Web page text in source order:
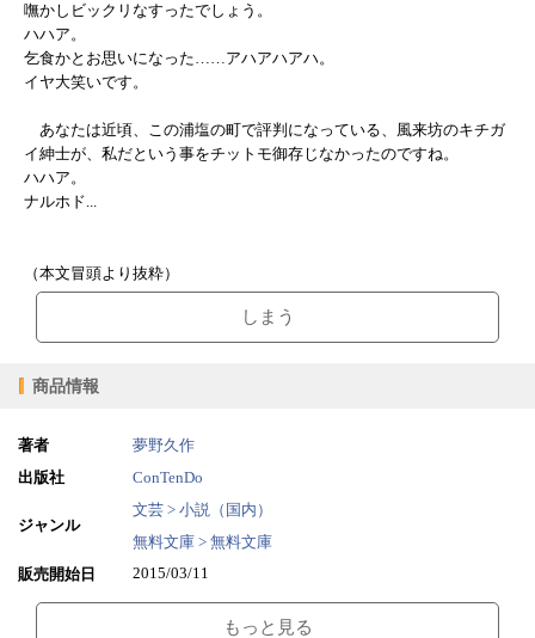
嘸かしビックリなすったでしょう。
ハハア。
乞食かとお思いになった……アハアハアハ。
イヤ大笑いです。
あなたは近頃、この浦塩の町で評判になっている、風来坊のキチガ
イ紳士が、私だという事をチットモ御存じなかったのですね。
ハハア。
ナルホド...
（本文冒頭より抜粋）
しまう
商品情報
著者
夢野久作
出版社
ConTenDo
ジャンル
文芸 > 小説（国内）
無料文庫 > 無料文庫
販売開始日
2015/03/11
ファイルサイズ 1.00MB
もっと見る